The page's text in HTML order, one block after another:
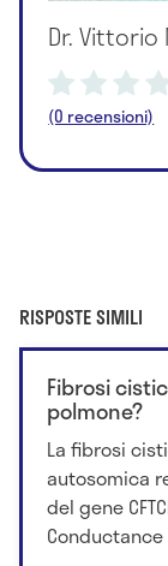
Dr. Vittorio
(0 recensioni)
RISPOSTE SIMILI
Fibrosi
polmone?
La fibrosi
autosomica
del gene